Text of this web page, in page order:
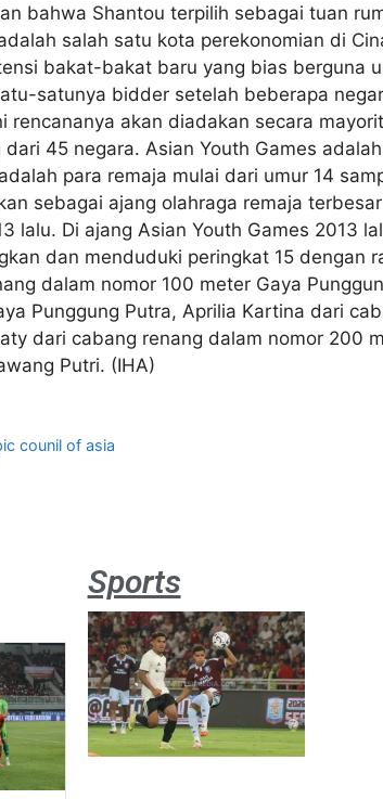
bahwa Shantou terpilih sebagai tuan
salah satu kota perekonomian di
bakat-bakat baru yang bias berguna
satunya bidder setelah beberapa
rencananya akan diadakan secara
45 negara. Asian Youth Games
para remaja mulai dari umur 14
sebagai ajang olahraga remaja
lalu. Di ajang Asian Youth Games 2013
dan menduduki peringkat 15 dengan
dalam nomor 100 meter Gaya
Punggung Putra, Aprilia Kartina dari
dari cabang renang dalam nomor 200
Putri. (IHA)
counil of asia
Sports